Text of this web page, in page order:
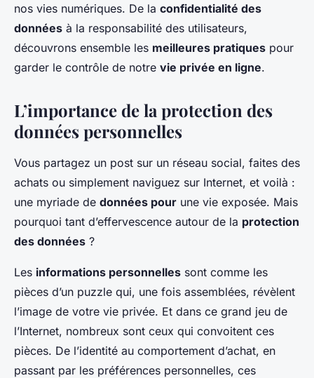
nos vies numériques. De la confidentialité des
données à la responsabilité des utilisateurs,
découvrons ensemble les meilleures pratiques pour
garder le contrôle de notre vie privée en ligne.
L’importance de la protection des
données personnelles
Vous partagez un post sur un réseau social, faites des
achats ou simplement naviguez sur Internet, et voilà :
une myriade de données pour une vie exposée. Mais
pourquoi tant d’effervescence autour de la protection
des données ?
Les informations personnelles sont comme les
pièces d’un puzzle qui, une fois assemblées, révèlent
l’image de votre vie privée. Et dans ce grand jeu de
l’Internet, nombreux sont ceux qui convoitent ces
pièces. De l’identité au comportement d’achat, en
passant par les préférences personnelles, ces